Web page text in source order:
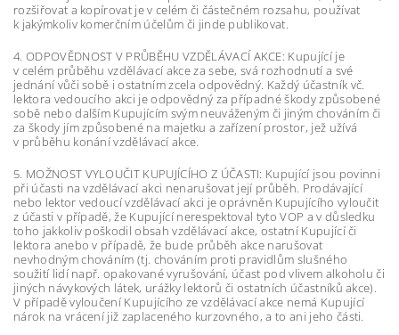
rozšiřovat a kopírovat je v celém či částečném rozsahu, používat
k jakýmkoliv komerčním účelům či jinde publikovat.
4. ODPOVĚDNOST V PRŮBĚHU VZDĚLÁVACÍ AKCE: Kupující je
v celém průběhu vzdělávací akce za sebe, svá rozhodnutí a své
jednání vůči sobě i ostatním zcela odpovědný. Každý účastník vč.
lektora vedoucího akci je odpovědný za případné škody způsobené
sobě nebo dalším Kupujícím svým neuváženým či jiným chováním či
za škody jím způsobené na majetku a zařízení prostor, jež užívá
v průběhu konání vzdělávací akce.
5. MOŽNOST VYLOUČIT KUPUJÍCÍHO Z ÚČASTI: Kupující jsou povinni
při účasti na vzdělávací akci nenarušovat její průběh. Prodávající
nebo lektor vedoucí vzdělávací akci je oprávněn Kupujícího vyloučit
z účasti v případě, že Kupující nerespektoval tyto VOP a v důsledku
toho jakkoliv poškodil obsah vzdělávací akce, ostatní Kupující či
lektora anebo v případě, že bude průběh akce narušovat
nevhodným chováním (tj. chováním proti pravidlům slušného
soužití lidí např. opakované vyrušování, účast pod vlivem alkoholu či
jiných návykových látek, urážky lektorů či ostatních účastníků akce).
V případě vyloučení Kupujícího ze vzdělávací akce nemá Kupující
nárok na vrácení již zaplaceného kurzovného, a to ani jeho části.